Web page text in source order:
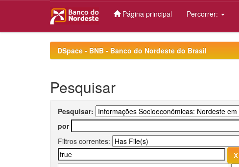
Página principal Percorrer:
DSpace - BNB - Banco do Nordeste do Brasil
Pesquisar
Pesquisar:
por
Filtros correntes: